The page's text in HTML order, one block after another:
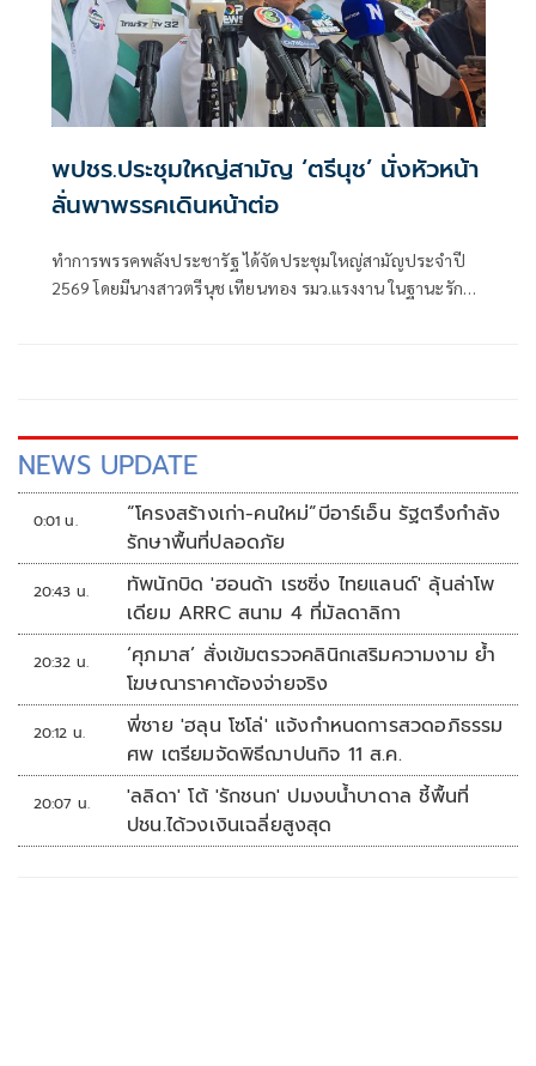
พปชร.ประชุมใหญ่สามัญ ‘ตรีนุช’ นั่งหัวหน้า
ลั่นพาพรรคเดินหน้าต่อ
ทำการพรรคพลังประชารัฐ ได้จัดประชุมใหญ่สามัญประจำปี
2569 โดยมีนางสาวตรีนุช เทียนทอง รมว.แรงงาน ในฐานะรักษา
NEWS UPDATE
0:01 น.
“โครงสร้างเก่า-คนใหม่”บีอาร์เอ็น รัฐตรึงกำลัง
รักษาพื้นที่ปลอดภัย
20:43 น.
ทัพนักบิด 'ฮอนด้า เรซซิ่ง ไทยแลนด์' ลุ้นล่าโพ
เดียม ARRC สนาม 4 ที่มัลดาลิกา
20:32 น.
‘ศุภมาส’ สั่งเข้มตรวจคลินิกเสริมความงาม ย้ำ
โฆษณาราคาต้องจ่ายจริง
20:12 น.
พี่ชาย 'ฮลุน โซโล่' แจ้งกำหนดการสวดอภิธรรม
ศพ เตรียมจัดพิธีฌาปนกิจ 11 ส.ค.
20:07 น.
'ลลิดา' โต้ 'รักชนก' ปมงบน้ำบาดาล ชี้พื้นที่
ปชน.ได้วงเงินเฉลี่ยสูงสุด